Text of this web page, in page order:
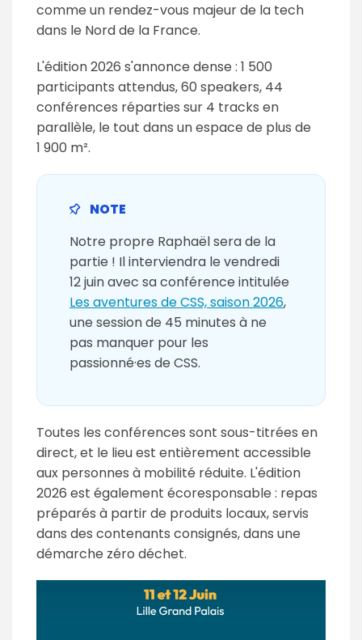
comme un rendez-vous majeur de la tech
dans le Nord de la France.
L'édition 2026 s'annonce dense : 1 500
participants attendus, 60 speakers, 44
conférences réparties sur 4 tracks en
parallèle, le tout dans un espace de plus de
1 900 m².
Notre propre Raphaël sera de la
partie ! Il interviendra le vendredi
12 juin avec sa conférence intitulée
Les aventures de CSS, saison 2026,
une session de 45 minutes à ne
pas manquer pour les
passionné·es de CSS.
Toutes les conférences sont sous-titrées en
direct, et le lieu est entièrement accessible
aux personnes à mobilité réduite. L'édition
2026 est également écoresponsable : repas
préparés à partir de produits locaux, servis
dans des contenants consignés, dans une
démarche zéro déchet.